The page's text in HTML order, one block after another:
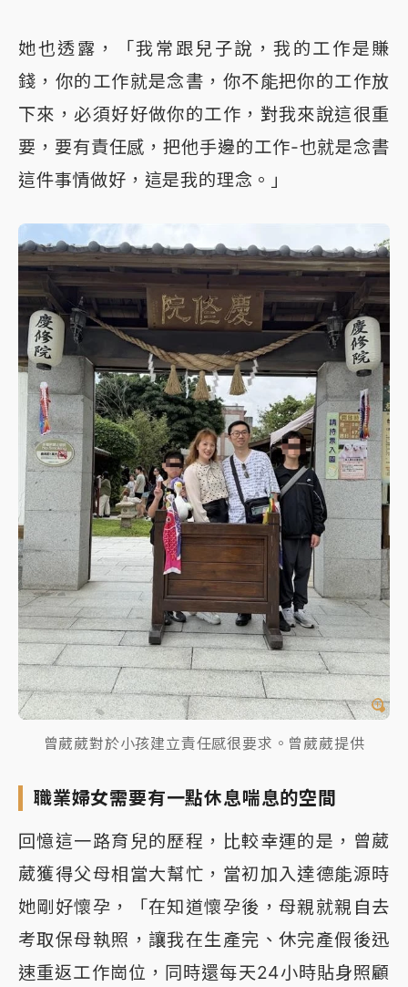
她也透露，「我常跟兒子說，我的工作是賺
錢，你的工作就是念書，你不能把你的工作放
下來，必須好好做你的工作，對我來說這很重
要，要有責任感，把他手邊的工作-也就是念書
這件事情做好，這是我的理念。」
曾葳葳對於小孩建立責任感很要求。曾葳葳提供
職業婦女需要有一點休息喘息的空間
回憶這一路育兒的歷程，比較幸運的是，曾葳
葳獲得父母相當大幫忙，當初加入達德能源時
她剛好懷孕，「在知道懷孕後，母親就親自去
考取保母執照，讓我在生產完、休完產假後迅
速重返工作崗位，同時還每天24小時貼身照顧